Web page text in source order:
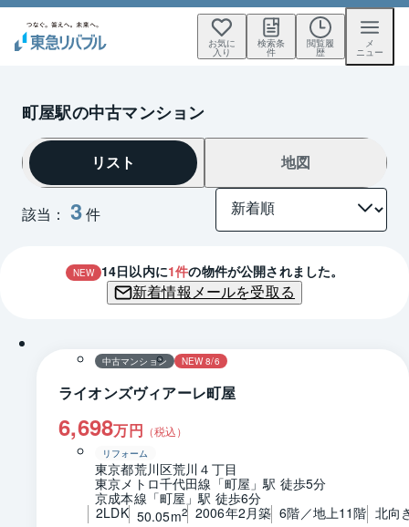
お気に
入り
検索条
件
閲覧履
歴
メ
ニュー
町屋駅の中古マンション
該当： 3件
リスト 地図
NEW 14日以内に1件の物件が公開されました。
新着情報メールを受取る
中古マンション NEW 8/6
ライオンズヴィアーレ町屋
6,698万円 （税込）
リフォーム
東京都荒川区荒川４丁目
東京メトロ千代田線「町屋」駅 徒歩5分
京成本線「町屋」駅 徒歩6分
2LDK 50.05m2 2006年2月築 6階／地上11階 北向